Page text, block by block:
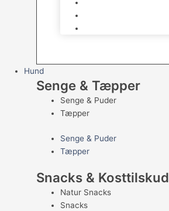
Hund
Senge & Tæpper
Senge & Puder
Tæpper
Senge & Puder
Tæpper
Snacks & Kosttilskud
Natur Snacks
Snacks